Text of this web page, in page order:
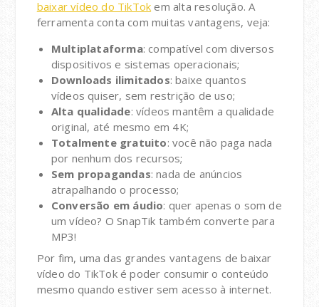
baixar vídeo do TikTok em alta resolução. A
ferramenta conta com muitas vantagens, veja:
Multiplataforma: compatível com diversos
dispositivos e sistemas operacionais;
Downloads ilimitados: baixe quantos
vídeos quiser, sem restrição de uso;
Alta qualidade: vídeos mantêm a qualidade
original, até mesmo em 4K;
Totalmente gratuito: você não paga nada
por nenhum dos recursos;
Sem propagandas: nada de anúncios
atrapalhando o processo;
Conversão em áudio: quer apenas o som de
um vídeo? O SnapTik também converte para
MP3!
Por fim, uma das grandes vantagens de baixar
vídeo do TikTok é poder consumir o conteúdo
mesmo quando estiver sem acesso à internet.